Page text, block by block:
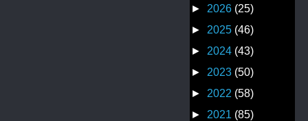
► 2026 (25)
► 2025 (46)
► 2024 (43)
► 2023 (50)
► 2022 (58)
► 2021 (85)